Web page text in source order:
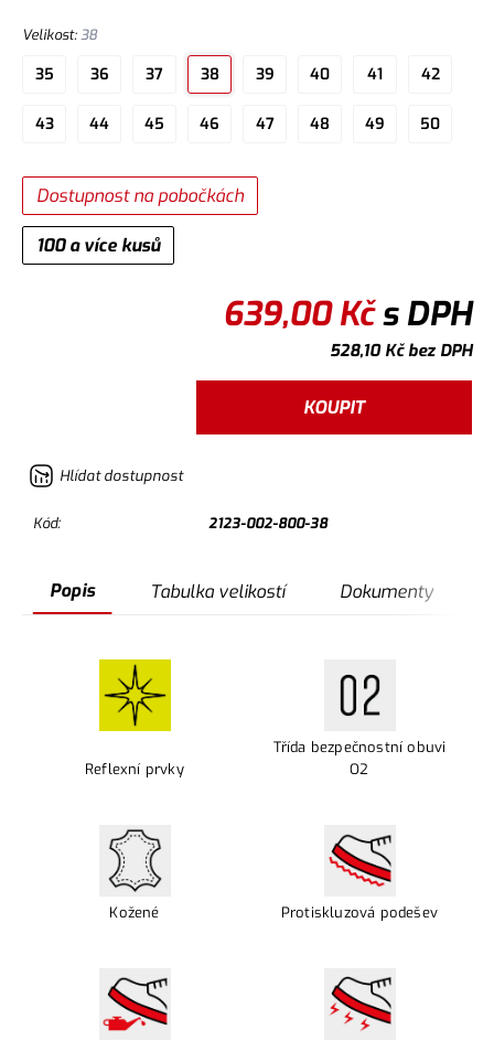
Velikost:38
35 36 37 38 39 40 41 42
43 44 45 46 47 48 49 50
100 a více kusů
Dostupnost na pobočkách
639,00Kčs DPH
528,10Kčbez DPH
KOUPIT
Hlídat dostupnost
Kód: 2123-002-800-38
Popis Tabulka velikostí Dokumenty
Reflexní prvky
Třída bezpečnostní obuvi
O2
Kožené Protiskluzová podešev